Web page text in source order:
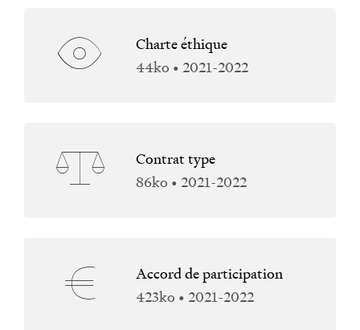
Charte éthique
44ko • 2021-2022
Contrat type
86ko • 2021-2022
Accord de participation
423ko • 2021-2022